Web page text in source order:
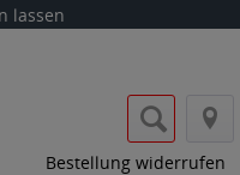
lassen
Bestellung widerrufen